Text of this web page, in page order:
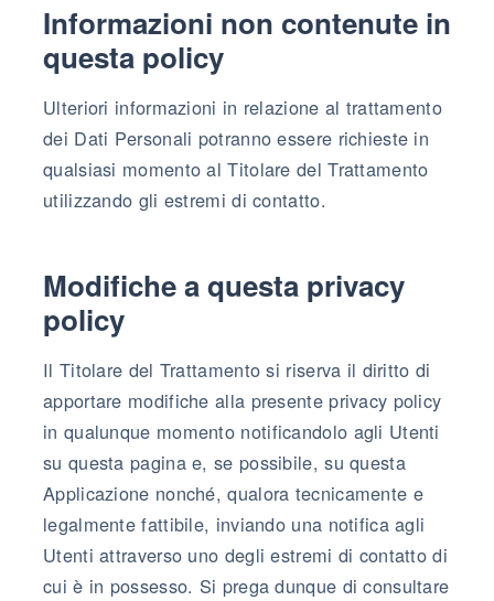
Informazioni non contenute in
questa policy
Ulteriori informazioni in relazione al trattamento
dei Dati Personali potranno essere richieste in
qualsiasi momento al Titolare del Trattamento
utilizzando gli estremi di contatto.
Modifiche a questa privacy
policy
Il Titolare del Trattamento si riserva il diritto di
apportare modifiche alla presente privacy policy
in qualunque momento notificandolo agli Utenti
su questa pagina e, se possibile, su questa
Applicazione nonché, qualora tecnicamente e
legalmente fattibile, inviando una notifica agli
Utenti attraverso uno degli estremi di contatto di
cui è in possesso. Si prega dunque di consultare